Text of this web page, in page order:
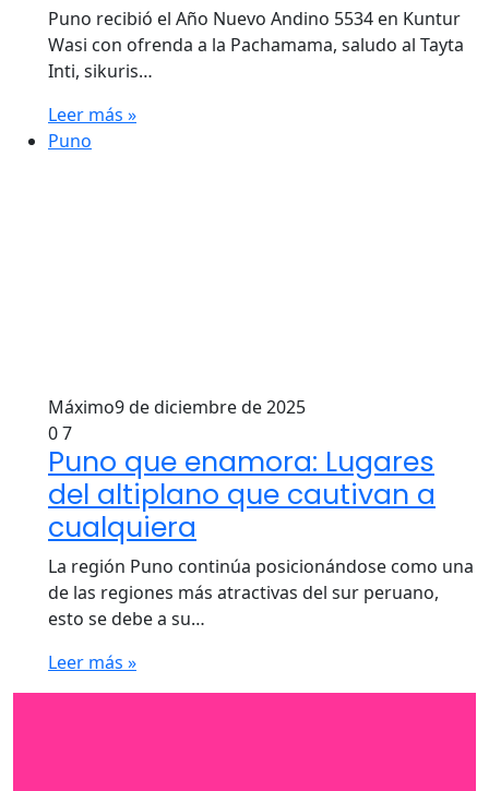
Puno recibió el Año Nuevo Andino 5534 en Kuntur
Wasi con ofrenda a la Pachamama, saludo al Tayta
Inti, sikuris…
Leer más »
Puno
Máximo9 de diciembre de 2025
07
Puno que enamora: Lugares
del altiplano que cautivan a
cualquiera
La región Puno continúa posicionándose como una
de las regiones más atractivas del sur peruano,
esto se debe a su…
Leer más »